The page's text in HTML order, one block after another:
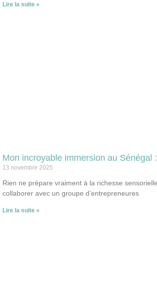
Lire la suite »
Mon incroyable immersion au
13 novembre 2025
Rien ne prépare vraiment à la richesse
collaborer avec un groupe d’entrepreneures
Lire la suite »